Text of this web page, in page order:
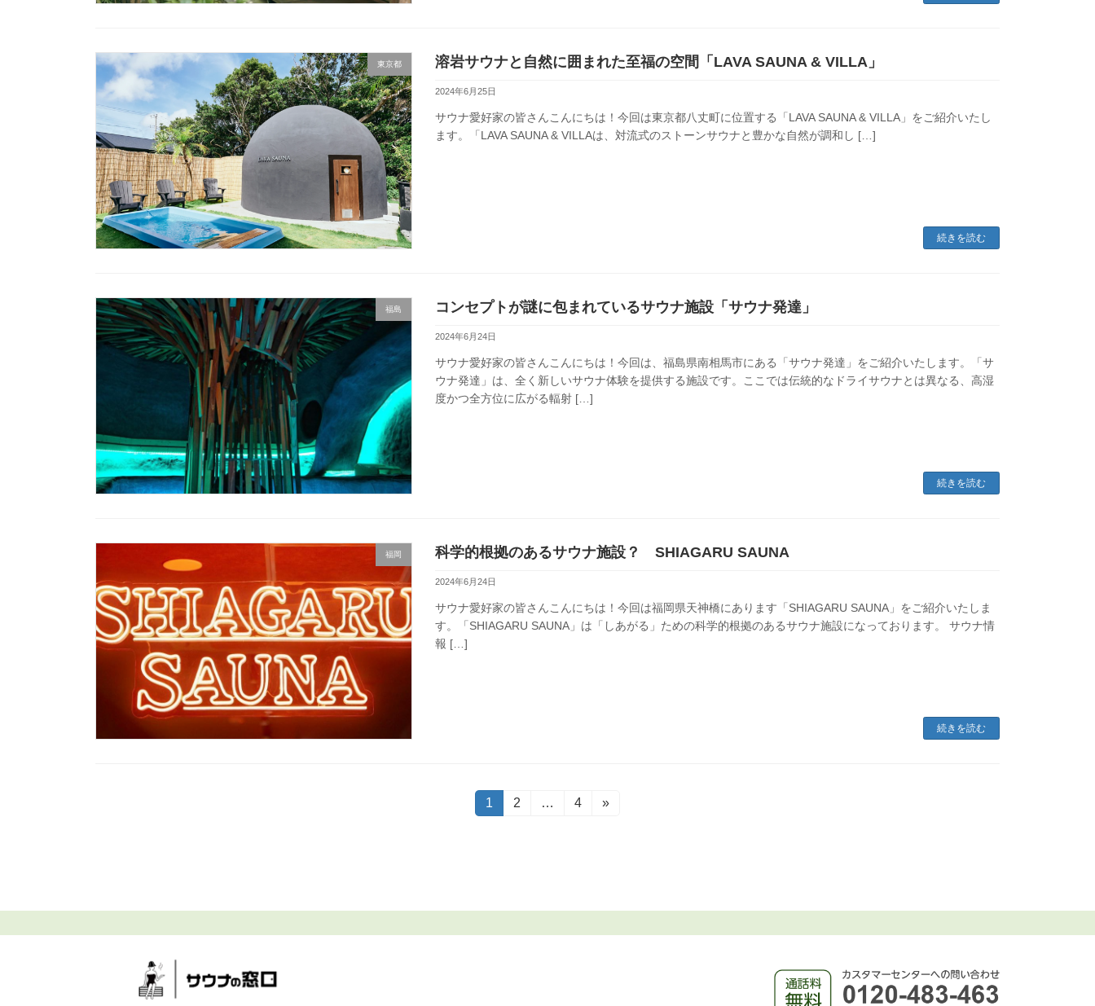
東京都 溶岩サウナと自然に囲まれた至福の空間「LAVA SAUNA & VILLA」
2024年6月25日
サウナ愛好家の皆さんこんにちは！今回は東京都八丈町に位置する「LAVA SAUNA & VILLA」をご紹介いたし
ます。「LAVA SAUNA & VILLAは、対流式のストーンサウナと豊かな自然が調和し […]
続きを読む
福島 コンセプトが謎に包まれているサウナ施設「サウナ発達」
2024年6月24日
サウナ愛好家の皆さんこんにちは！今回は、福島県南相馬市にある「サウナ発達」をご紹介いたします。「サ
ウナ発達」は、全く新しいサウナ体験を提供する施設です。ここでは伝統的なドライサウナとは異なる、高湿
度かつ全方位に広がる輻射 […]
続きを読む
福岡 科学的根拠のあるサウナ施設？ SHIAGARU SAUNA
2024年6月24日
サウナ愛好家の皆さんこんにちは！今回は福岡県天神橋にあります「SHIAGARU SAUNA」をご紹介いたしま
す。「SHIAGARU SAUNA」は「しあがる」ための科学的根拠のあるサウナ施設になっております。 サウナ情
報 […]
続きを読む
ー
固
定
1
固
2 …
固
4 »